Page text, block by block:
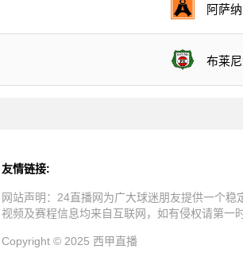
阿萨
布莱
友情链接:
网站声明：24直播网为广大球迷朋友提供一个
视频及赛程信息均来自互联网，如有侵权请第一
Copyright © 2025 西甲直播